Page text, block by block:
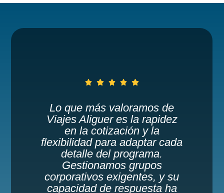
Organizamos una
peregrinación por Fátima,
Santiago y Lourdes con
Viajes Aliguer, y la
experiencia fue
profundamente positiva.
Desde el primer momento,
su equipo mostró una